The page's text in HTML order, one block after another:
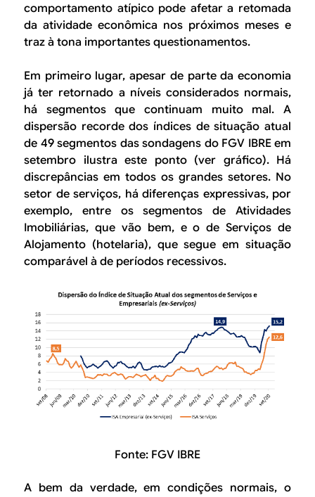
comportamento atípico pode afetar a retomada
da atividade econômica nos próximos meses e
traz à tona importantes questionamentos.
Em primeiro lugar, apesar de parte da economia
já ter retornado a níveis considerados normais,
há segmentos que continuam muito mal. A
dispersão recorde dos índices de situação atual
de 49 segmentos das sondagens do FGV IBRE em
setembro ilustra este ponto (ver gráfico). Há
discrepâncias em todos os grandes setores. No
setor de serviços, há diferenças expressivas, por
exemplo, entre os segmentos de Atividades
Imobiliárias, que vão bem, e o de Serviços de
Alojamento (hotelaria), que segue em situação
comparável à de períodos recessivos.
Fonte: FGV IBRE
A bem da verdade, em condições normais, o